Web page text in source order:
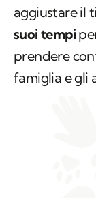
aggiustare il
suoi tempi
prendere
famiglia e gli